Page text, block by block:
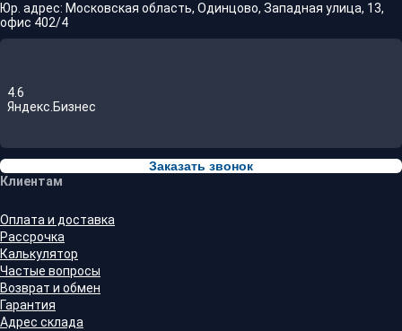
Юр. адрес: Московская область, Одинцово, Западная улица, 13,
офис 402/4
4.6
Яндекс.Бизнес
Заказать звонок
Клиентам
Оплата и доставка
Рассрочка
Калькулятор
Частые вопросы
Возврат и обмен
Гарантия
Адрес склада